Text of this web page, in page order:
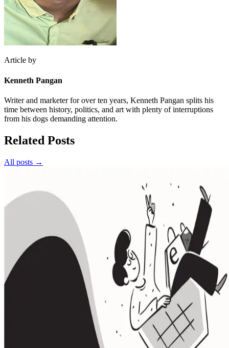
Article by
Kenneth Pangan
Writer and marketer for over ten years, Kenneth Pangan splits his
time between history, politics, and art with plenty of interruptions
from his dogs demanding attention.
Related Posts
All posts →